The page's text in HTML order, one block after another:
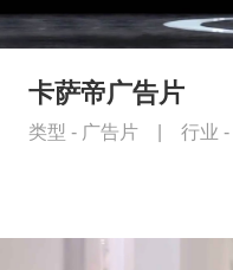
卡萨帝广告片
类型 - 广告片 行业 -